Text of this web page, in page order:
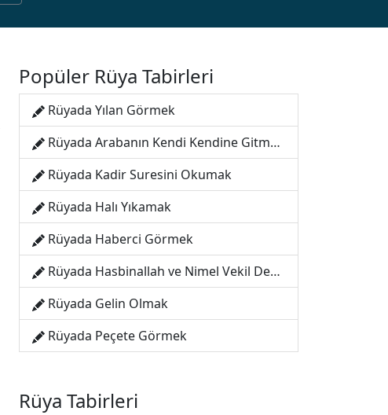
Popüler Rüya Tabirleri
Rüyada Yılan Görmek
Rüyada Arabanın Kendi Kendine Gitmesi
Rüyada Kadir Suresini Okumak
Rüyada Halı Yıkamak
Rüyada Haberci Görmek
Rüyada Hasbinallah ve Nimel Vekil Demek
Rüyada Gelin Olmak
Rüyada Peçete Görmek
Rüya Tabirleri